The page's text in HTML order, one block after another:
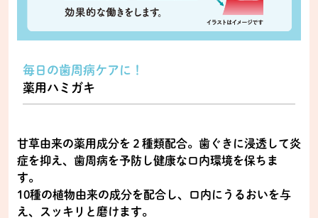
毎日の歯周病ケアに！
薬用ハミガキ
甘草由来の薬用成分を２種類配合。歯ぐきに浸透して炎
症を抑え、歯周病を予防し健康な口内環境を保ちま
す。
10種の植物由来の成分を配合し、口内にうるおいを与
え、スッキリと磨けます。